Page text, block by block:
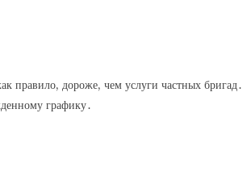
правило, дороже, чем услуги частных бригад․
графику․